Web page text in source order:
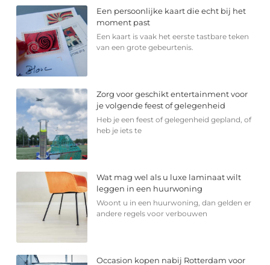
Een persoonlijke kaart die echt bij het
moment past
Een kaart is vaak het eerste tastbare teken
van een grote gebeurtenis.
Zorg voor geschikt entertainment voor
je volgende feest of gelegenheid
Heb je een feest of gelegenheid gepland, of
heb je iets te
Wat mag wel als u luxe laminaat wilt
leggen in een huurwoning
Woont u in een huurwoning, dan gelden er
andere regels voor verbouwen
Occasion kopen nabij Rotterdam voor